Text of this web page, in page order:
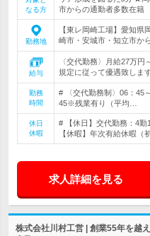
なる方
市からの通勤者多数在籍
勤務地
【東レ岡崎工場】愛知
崎市・安城市・知立市か
給与
〈交代勤務〉月給27万
規定に従って優遇致しま
勤務
時間
# 〈交代勤務制〉06：45
45※残業有り（平均…
休日
休暇
# 【休日】交代勤務：4
【休暇】年次有給休暇（
求人詳細を見る
株式会社川村工営 | 創業55年を越